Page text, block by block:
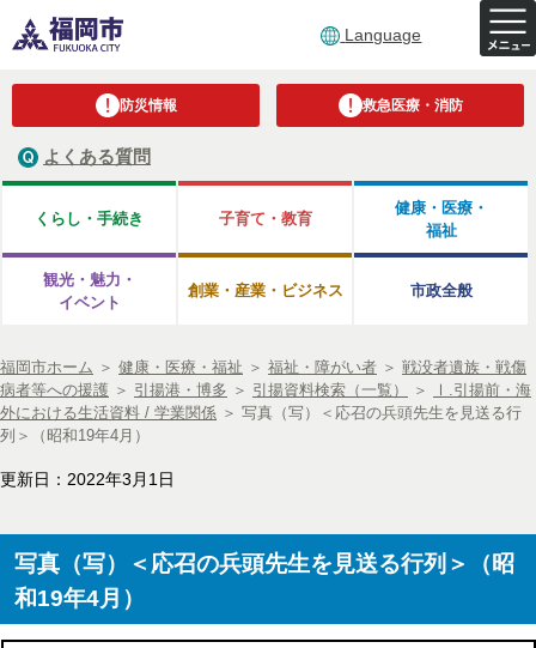
Language
防災情報 救急医療・消防
よくある質問
くらし・手続き 子育て・教育
健康・医療・
福祉
観光・魅力・
イベント
創業・産業・ビジネス 市政全般
福岡市ホーム ＞ 健康・医療・福祉 ＞ 福祉・障がい者 ＞ 戦没者遺族・戦傷
病者等への援護 ＞ 引揚港・博多 ＞ 引揚資料検索（一覧） ＞
Ⅰ.引揚前・海
外における生活資料 / 学業関係 ＞ 写真（写）＜応召の兵頭先生を見送る行
列＞（昭和19年4月）
更新日：2022年3月1日
写真（写）＜応召の兵頭先生を見送る行列＞（昭
和19年4月）